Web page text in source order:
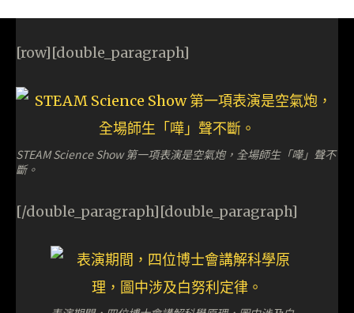
[row][double_paragraph]
STEAM Science Show 第一項表演是空氣炮，全場師生「嘩」聲不
斷。
[/double_paragraph][double_paragraph]